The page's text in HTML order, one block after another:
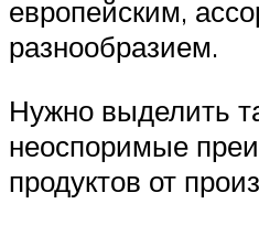
европейским,
разнообразием.
Нужно выделить
неоспоримые
продуктов от